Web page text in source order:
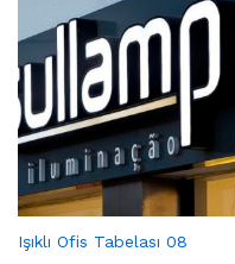
Işıklı Ofis Tabelası 08